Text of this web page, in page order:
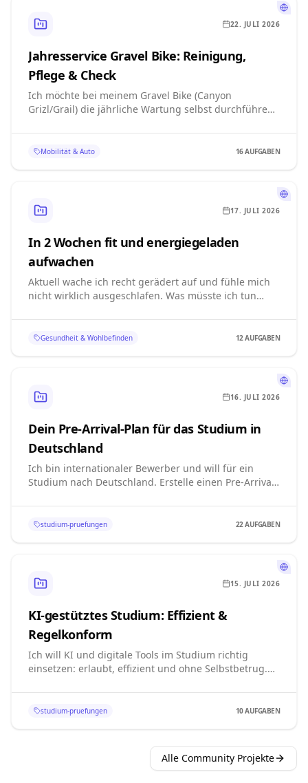
Pflege & Check
Ich möchte bei meinem Gravel Bike (Canyon
Grizl/Grail) die jährliche Wartung selbst durchführen.
Was muss ich genau tun und welche Werkzeuge
brauche ich dafür?
Mobilität & Auto 16AUFGABEN
aufwachen
Aktuell wache ich recht gerädert auf und fühle mich
nicht wirklich ausgeschlafen. Was müsste ich tun
damit ich in absehbarer Zeit (sagen wir mal 2
Wochen) wieder fit, ausgeschlafen und
energiegeladen aufwachen kann?
Gesundheit & Wohlbefinden 12AUFGABEN
Deutschland
Ich bin internationaler Bewerber und will für ein
Studium nach Deutschland. Erstelle einen Pre-Arrival-
Plan mit konkreten, abhakbaren Schritten – realistisch
statt perfekt: Sprachnachweis wählen und vorbereiten
(TestDaF/DSH), Zeugnisse und ggf. APS klären,
Bewerbung über uni-assist, nach der Zulassung
Sperrkonto, Visum und Krankenversicherung, dann
studium-pruefungen 22AUFGABEN
Regelkonform
Ich will KI und digitale Tools im Studium richtig
einsetzen: erlaubt, effizient und ohne Selbstbetrug.
Erstelle einen Plan mit konkreten, abhakbaren
Schritten – realistisch statt perfekt: Regeln meiner
Hochschule klären (Prüfungsordnung, Deklaration),
Basis-Tools einrichten (Literaturverwaltung,
Notizsystem), mit KI aktiv lernen (Karteikarten,
nachbereiten, Recherche sauber trennen und einen
studium-pruefungen 10AUFGABEN